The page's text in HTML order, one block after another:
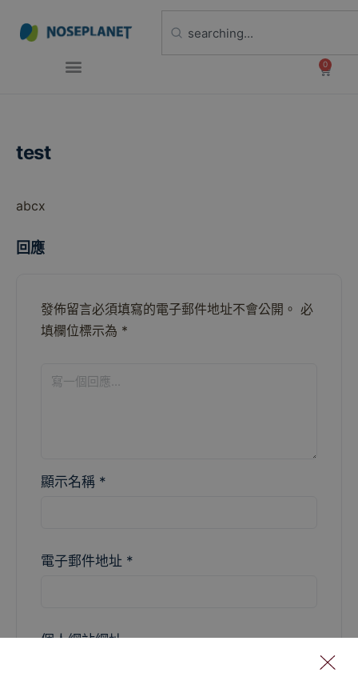
0
test
abcx
回應
發佈留言必須填寫的電子郵件地址不會公開。 必
填欄位標示為 *
顯示名稱 *
電子郵件地址 *
個人網站網址